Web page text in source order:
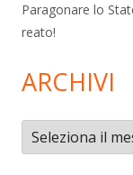
Paragonare lo
reato!
ARCHIVI
Archivi